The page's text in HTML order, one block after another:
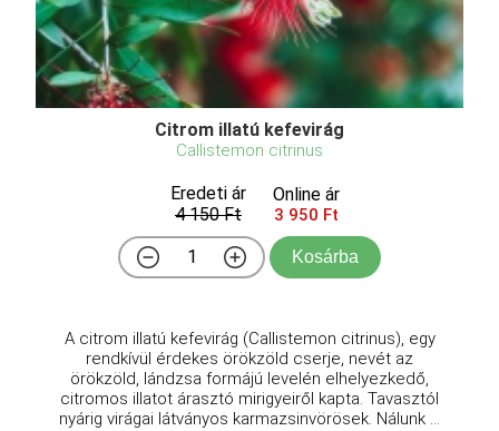
Citrom illatú kefevirág
Callistemon citrinus
Eredeti ár
4 150 Ft
Online ár
3 950 Ft
Kosárba
A citrom illatú kefevirág (Callistemon citrinus), egy
rendkívül érdekes örökzöld cserje, nevét az
örökzöld, lándzsa formájú levelén elhelyezkedő,
citromos illatot árasztó mirigyeiről kapta. Tavasztól
nyárig virágai látványos karmazsinvörösek. Nálunk ...